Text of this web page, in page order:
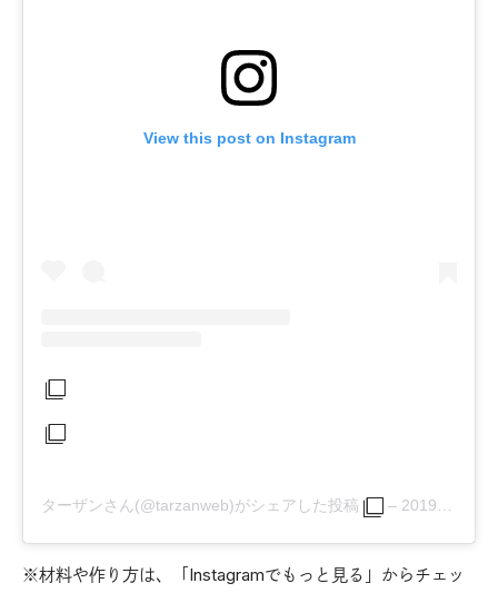
View this post on Instagram
ターザンさん(@tarzanweb)がシェアした投稿 – 2019年 2月月8日午後2時00分PST
※材料や作り方は、「Instagramでもっと見る」からチェッ